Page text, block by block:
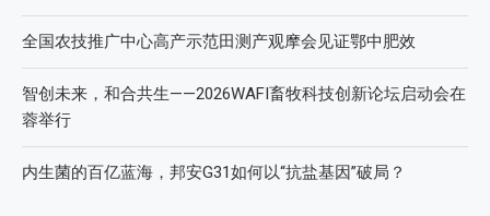
全国农技推广中心高产示范田测产观摩会见证鄂中肥效
智创未来，和合共生——2026WAFI畜牧科技创新论坛启动会在
蓉举行
内生菌的百亿蓝海，邦安G31如何以“抗盐基因”破局？